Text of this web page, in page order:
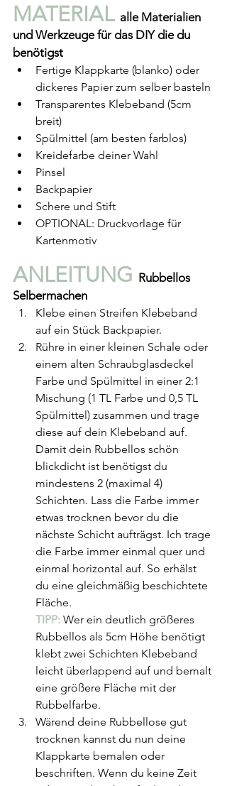
MATERIAL alle Materialien
und Werkzeuge für das DIY die du
benötigst
Fertige Klappkarte (blanko) oder
dickeres Papier zum selber basteln
Transparentes Klebeband (5cm
breit)
Spülmittel (am besten farblos)
Kreidefarbe deiner Wahl
Pinsel
Backpapier
Schere und Stift
OPTIONAL: Druckvorlage für
Kartenmotiv
ANLEITUNG Rubbellos
Selbermachen
Klebe einen Streifen Klebeband
auf ein Stück Backpapier.
Rühre in einer kleinen Schale oder
einem alten Schraubglasdeckel
Farbe und Spülmittel in einer 2:1
Mischung (1 TL Farbe und 0,5 TL
Spülmittel) zusammen und trage
diese auf dein Klebeband auf.
Damit dein Rubbellos schön
blickdicht ist benötigst du
mindestens 2 (maximal 4)
Schichten. Lass die Farbe immer
etwas trocknen bevor du die
nächste Schicht aufträgst. Ich trage
die Farbe immer einmal quer und
einmal horizontal auf. So erhälst
du eine gleichmäßig beschichtete
Fläche.
TIPP: Wer ein deutlich größeres
Rubbellos als 5cm Höhe benötigt
klebt zwei Schichten Klebeband
leicht überlappend auf und bemalt
eine größere Fläche mit der
Rubbelfarbe.
Wärend deine Rubbellose gut
trocknen kannst du nun deine
Klappkarte bemalen oder
beschriften. Wenn du keine Zeit